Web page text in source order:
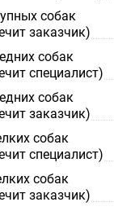
собак
заказчик)
собак
специалист)
собак
заказчик)
собак
специалист)
собак
заказчик)